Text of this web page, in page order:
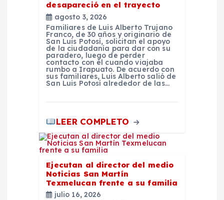
desapareció en el trayecto
agosto 3, 2026
Familiares de Luis Alberto Trujano
Franco, de 30 años y originario de
San Luis Potosí, solicitan el apoyo
de la ciudadanía para dar con su
paradero, luego de perder
contacto con él cuando viajaba
rumbo a Irapuato. De acuerdo con
sus familiares, Luis Alberto salió de
San Luis Potosí alrededor de las…
LEER COMPLETO
Ejecutan al director del medio
Noticias San Martín
Texmelucan frente a su familia
julio 16, 2026